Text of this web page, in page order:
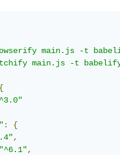
main.js -t
main.js -t
{
:
{
,
"^6.1",